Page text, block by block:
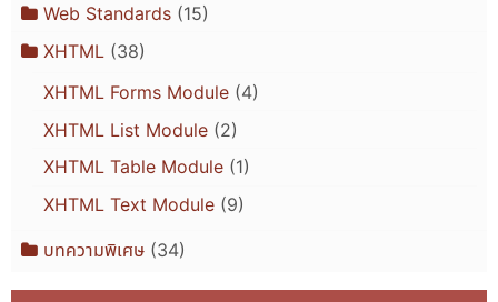
Web Standards(15)
XHTML (38)
XHTML Forms Module(4)
XHTML List Module(2)
XHTML Table Module(1)
XHTML Text Module(9)
บทความพิเศษ(34)